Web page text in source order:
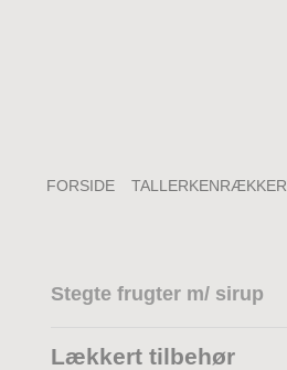
FORSIDE TALLERKENRÆKKER
Stegte frugter m/ sirup
Lækkert tilbehør